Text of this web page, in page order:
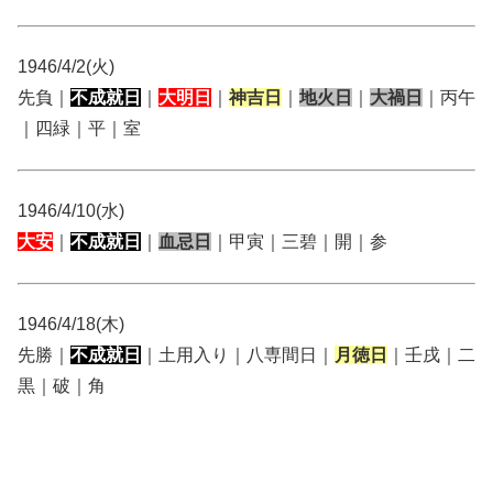
1946/4/2(火)
先負｜ 不成就日 大明日 神吉日 地火日 大禍日
｜丙午
｜四緑｜平｜室
1946/4/10(水)
大安
不成就日 血忌日 ｜甲寅｜三碧｜開｜参
1946/4/18(木)
先勝｜ 不成就日 ｜土用入り｜八専間日｜ 月徳日
｜壬戌｜二
黒｜破｜角